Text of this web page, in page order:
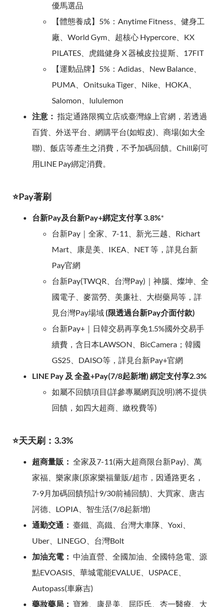
優馬選品
【體態養成】5%：Anytime Fitness、健身工
廠、World Gym、超核心 Hypercore、KX
PILATES、虎鐵健身 X 器械皮拉提斯、17FIT
【運動品牌】5%：Adidas、New Balance、
PUMA、Onitsuka Tiger、Nike、HOKA、
Salomon、lululemon
注意： 指定通路限獨立店或臺灣線上官網，若透過
百貨、外送平台、網購平台(如蝦皮)、商場(如大全
聯)、飯店等產生之消費，不予加碼回饋。Chill刷可
用LINE Pay綁定消費。
⭐Pay著刷
台新Pay及台新Pay+綁定支付享 3.8%*
台新Pay｜全家、7-11、新光三越、Richart
Mart、康是美、IKEA、NET 等，詳見台新
Pay官網
台新Pay(TWQR、台灣Pay)｜神腦、燦坤、全
國電子、麥當勞、美廉社、大樹藥局等，詳
見台灣Pay場域(限透過台新Pay介面付款)
台新Pay+｜日韓交易再享免1.5%國外交易手
續費，含日本LAWSON、BicCamera；韓國
GS25、DAISO等，詳見台新Pay+官網
LINE Pay 及 全盈+Pay(7/8起新增) 綁定支付享2.3%
如屬不回饋項目(詳參專屬網頁說明)將不提供
回饋，如四大超商、繳稅費等)
⭐天天刷：3.3%
超商量販： 全家及7-11(兩大超商限台新Pay)、萬
家福、樂家康(原家樂福量販/超市，因通路更名，
7-9月加碼回饋預計9/30前補回饋)、大買家、唐吉
訶德、LOPIA、智生活(7/8起新增)
通勤交通： 臺鐵、高鐵、台灣大車隊、Yoxi、
Uber、LINEGO、台灣Bolt
加油充電： 中油直營、全國加油、全國特急電、源
點EVOASIS、華城電能EVALUE、USPACE、
Autopass(車麻吉)
藥妝藥局： 寶雅、康是美、屈臣氏、杏一醫療、大